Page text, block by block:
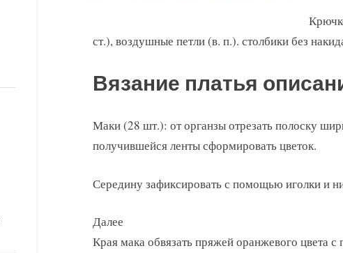
ст.), воздушные петли (в. п.). столбики без
Вязание платья
Маки (28 шт.): от органзы отрезать полоску
получившейся ленты сформировать цветок.
Середину зафиксировать с помощью иголки и
Далее
Края мака обвязать пряжей оранжевого